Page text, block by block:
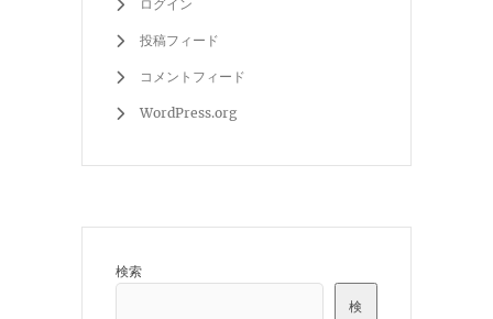
ログイン
投稿フィード
コメントフィード
WordPress.org
検索
検